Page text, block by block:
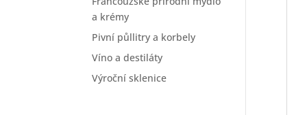
a krémy
Pivní půllitry a korbely
Víno a destiláty
Výroční sklenice